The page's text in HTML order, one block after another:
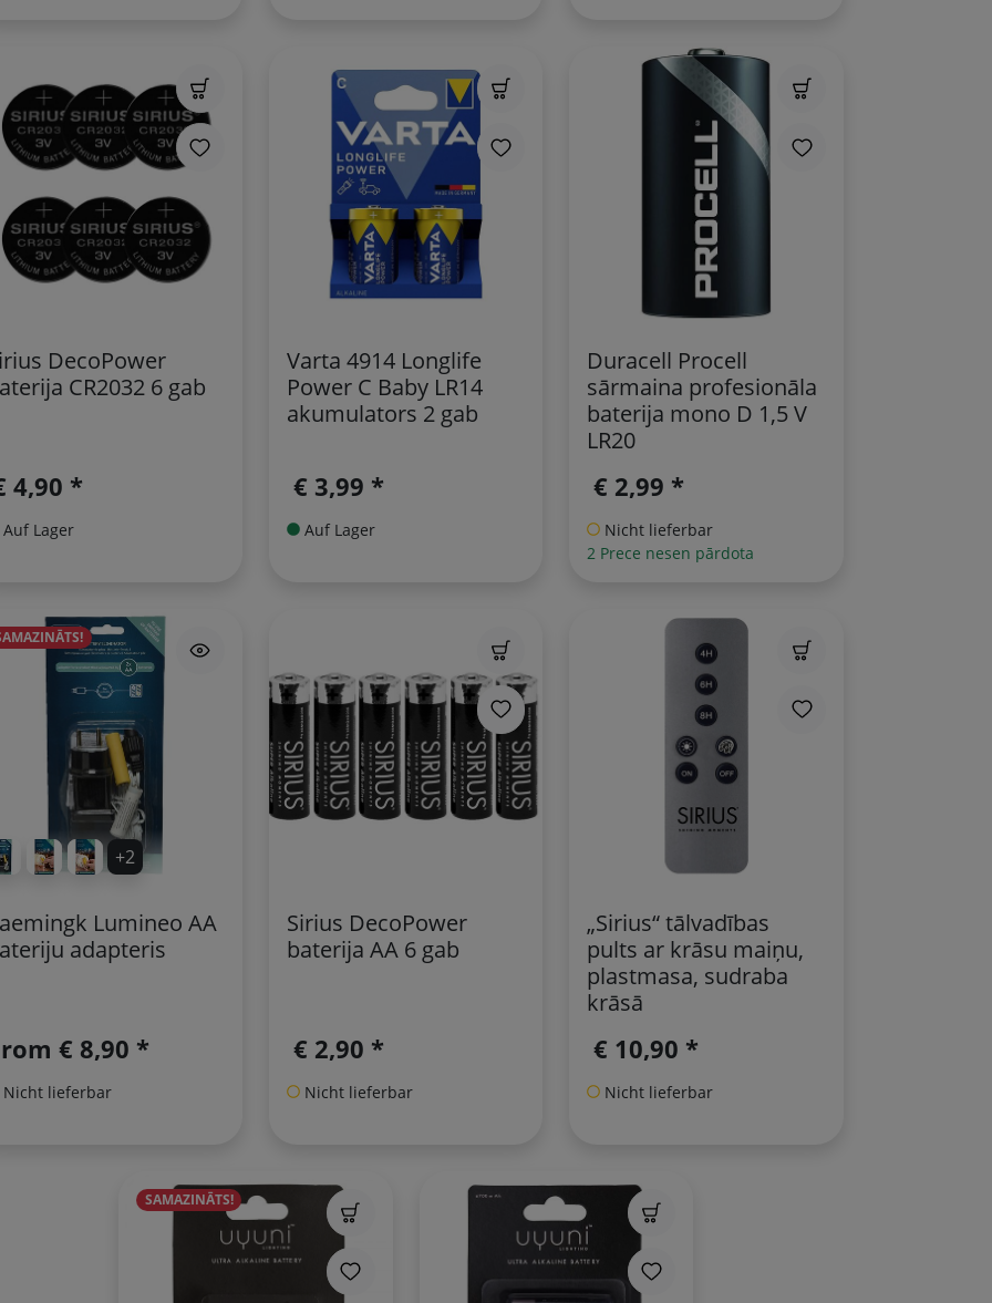
DecoPower
CR2032 6 gab
4,90 *
Auf Lager
Varta 4914 Longlife
Power C Baby LR14
akumulators 2 gab
€ 3,99 *
Auf Lager
Duracell Procell
sārmaina profesionāla
baterija mono D 1,5 V
LR20
€ 2,99 *
Nicht lieferbar
2 Prece nesen pārdota
+2
Lumineo AA
adapteris
€ 8,90 *
Nicht lieferbar
Sirius DecoPower
baterija AA 6 gab
€ 2,90 *
Nicht lieferbar
„Sirius“ tālvadības
pults ar krāsu maiņu,
plastmasa, sudraba
krāsā
€ 10,90 *
Nicht lieferbar
SAMAZINĀTS!